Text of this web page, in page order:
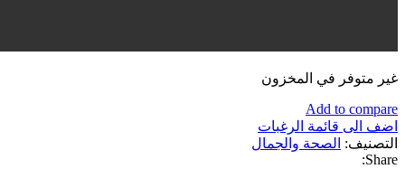
غير متوفر في المخزون
Add to compare
اضف الى قائمة الرغبات
التصنيف: الصحة والجمال
Share: